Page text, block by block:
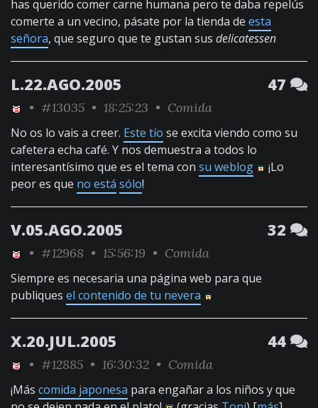
has querido comer carne humana pero te daba repelús
comerte a un vecino, pásate por la tienda de esta
señora, que seguro que te gustan sus delicatessen
L.22.AGO.2005 47
• #13035 • 18:25:23 • Comida
No os lo vais a creer. Este tío se excita viendo como su
cafetera echa café. Y nos demuestra a todos lo
interesantísimo que es el tema con su weblog
¡Lo
peor es que no está sólo!
V.05.AGO.2005 32
• #12968 • 15:56:19 • Comida
Siempre es necesaria una página web para que
publiques el contenido de tu nevera
X.20.JUL.2005 44
• #12885 • 16:30:32 • Comida
¡Más comida japonesa para engañar a los niños y que